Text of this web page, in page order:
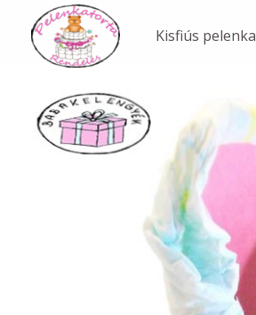
content
Kisfiús